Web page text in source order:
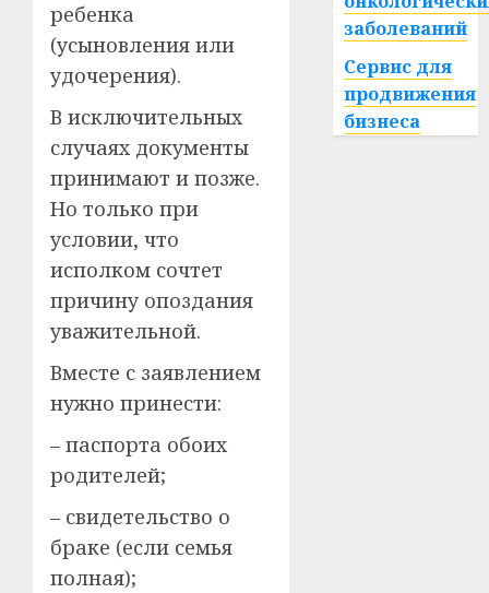
ребенка
(усыновления или
удочерения).
В исключительных
случаях документы
принимают и позже.
Но только при
условии, что
исполком сочтет
причину опоздания
уважительной.
Вместе с заявлением
нужно принести:
– паспорта обоих
родителей;
– свидетельство о
браке (если семья
полная);
заболеваний
Сервис для
продвижения
бизнеса